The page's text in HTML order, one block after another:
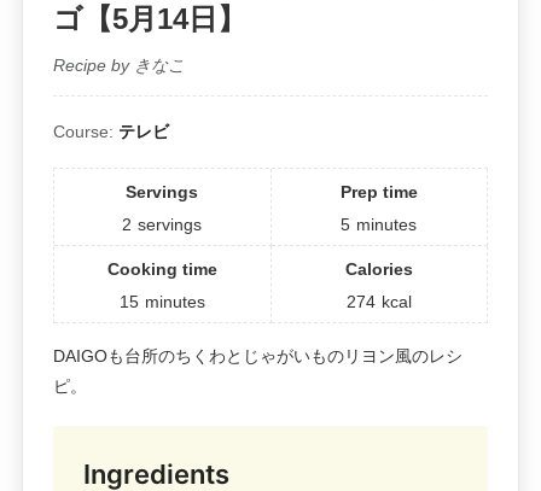
ゴ【5月14日】
Recipe by きなこ
Course: テレビ
Servings
2 servings
Prep time
5 minutes
Cooking time
15 minutes
Calories
274 kcal
DAIGOも台所のちくわとじゃがいものリヨン風のレシ
ピ。
Ingredients